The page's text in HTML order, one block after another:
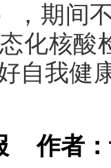
，期间
化核酸
自我健
报作者